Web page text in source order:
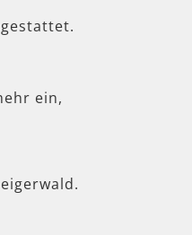
ein,